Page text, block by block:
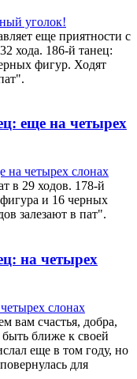
еще приятности с
хода. 186-й танец:
фигур. Ходят
еще на четырех
в 29 ходов. 178-й
и 16 черных
залезают в пат".
на четырех
вам счастья, добра,
быть ближе к своей
еще в том году, но
для